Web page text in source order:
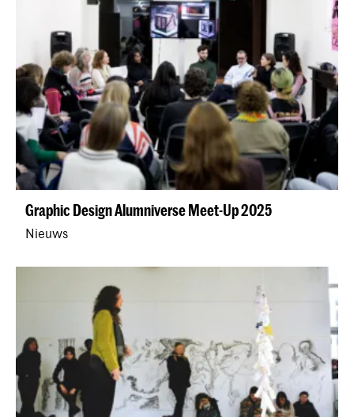
Graphic Design Alumniverse Meet-Up 2025
Nieuws